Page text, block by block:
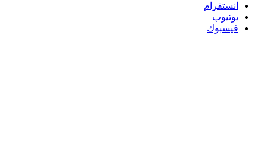
انستقرام
يوتيوب
فيسبوك